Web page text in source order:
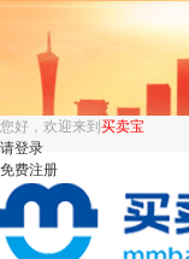
您好，欢迎来到 买卖宝
请登录
免费注册